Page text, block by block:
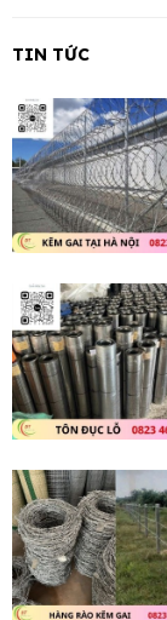
TIN TỨC